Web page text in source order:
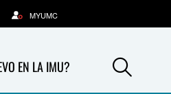
EN LA IMU?
MYUMC